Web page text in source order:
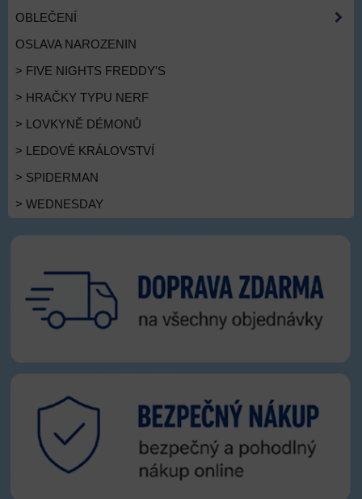
OBLEČENÍ
OSLAVA NAROZENIN
> FIVE NIGHTS FREDDY'S
> HRAČKY TYPU NERF
> LOVKYNĚ DÉMONŮ
> LEDOVÉ KRÁLOVSTVÍ
> SPIDERMAN
> WEDNESDAY